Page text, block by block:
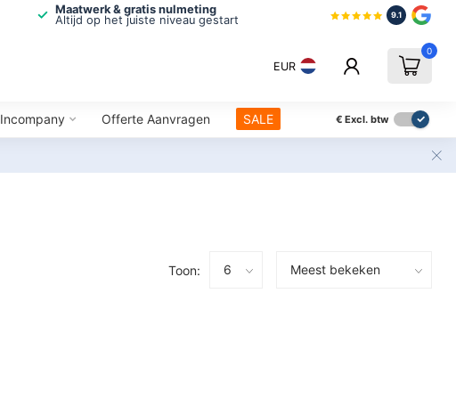
Maatwerk & gratis nulmeting
Altijd op het juiste niveau gestart
9.1
EUR
0
Incompany Offerte Aanvragen SALE € Excl. btw
Toon: